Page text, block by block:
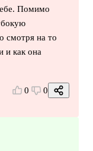
Помимо
смотря на то
и как она
0 0